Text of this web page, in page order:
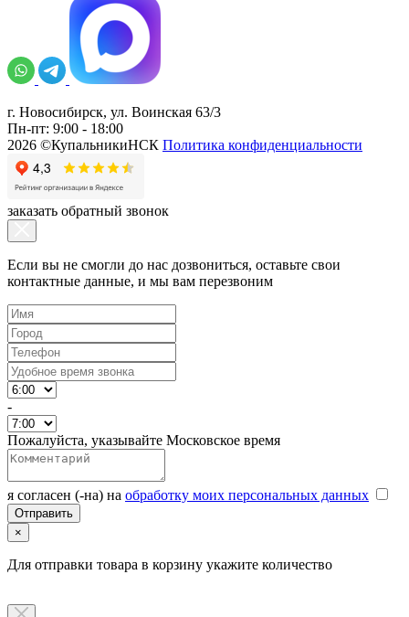
г. Новосибирск, ул. Воинская 63/3
Пн-пт: 9:00 - 18:00
2026 ©КупальникиНСК Политика конфиденциальности
заказать обратный звонок
Если вы не смогли до нас дозвониться, оставьте свои
контактные данные, и мы вам перезвоним
-
Пожалуйста, указывайте Московское время
я согласен (-на) на обработку моих персональных данных
×
Для отправки товара в корзину укажите количество